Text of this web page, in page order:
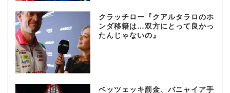
クラッチロー『クアルタラロのホ
ンダ移籍は…双方にとって良かっ
たんじゃないの』
ベッツェッキ罰金、バニャイア手